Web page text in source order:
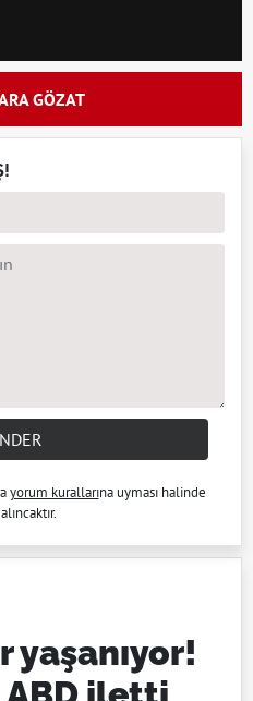
GÖZAT
yorum kurallarına uyması halinde
yaşanıyor!